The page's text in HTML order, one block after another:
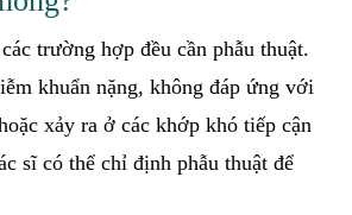
trường hợp đều cần phẫu thuật.
khuẩn nặng, không đáp ứng với
xảy ra ở các khớp khó tiếp cận
sĩ có thể chỉ định phẫu thuật để